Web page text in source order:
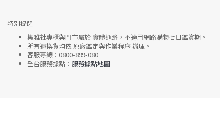
特別提醒
集雅社專櫃與門市屬於 實體通路，不適用網路購物七日鑑賞期 。
所有退換貨均依 原廠鑑定與作業程序辦理。
客服專線： 0800-899-080
全台服務據點： 服務據點地圖